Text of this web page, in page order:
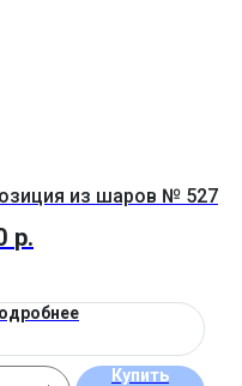
из шаров № 527
р.
Купить